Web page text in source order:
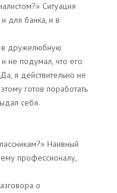
Ситуация
для банка, и в
в дружелюбную
и не подумал, что его
я действительно не
готов поработать
себя.
Наивный
профессионалу,
о